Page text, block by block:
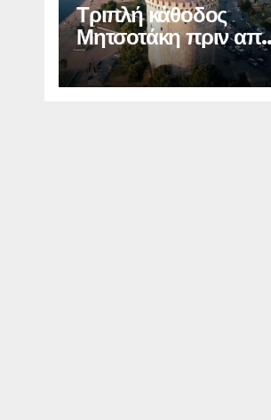
Τριπλή κάθοδος
Μητσοτάκη πριν
τη ΔΕΘ